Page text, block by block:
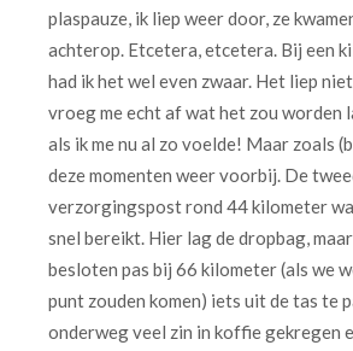
plaspauze, ik liep weer door, ze
achterop. Etcetera, etcetera. Bij een
had ik het wel even zwaar. Het liep
vroeg me echt af wat het zou worden
als ik me nu al zo voelde! Maar zoals
deze momenten weer voorbij. De
verzorgingspost rond 44 kilometer
snel bereikt. Hier lag de dropbag,
besloten pas bij 66 kilometer (als we
punt zouden komen) iets uit de tas te
onderweg veel zin in koffie gekregen